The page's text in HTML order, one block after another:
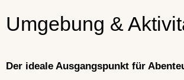
Umgebung &
Der ideale Ausgangspunkt für